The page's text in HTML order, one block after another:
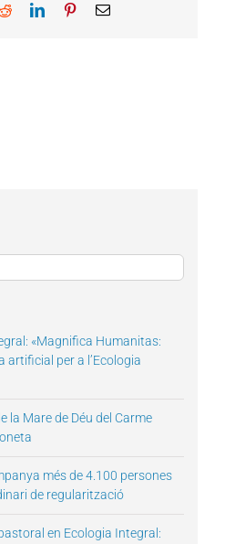
RedditLinkedInPinterestEmail
«Magnifica Humanitas:
artificial per a l’Ecologia
la Mare de Déu del Carme
més de 4.100 persones
de regularització
en Ecologia Integral: